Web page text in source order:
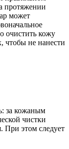
протяжении
может
очистить кожу
чтобы не нанести
за кожаным
чистки
При этом следует